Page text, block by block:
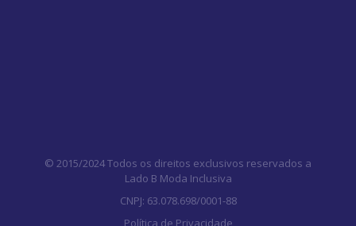
© 2015/2024 Todos os direitos exclusivos reservados a
Lado B Moda Inclusiva
CNPJ: 63.078.698/0001-88
Política de Privacidade